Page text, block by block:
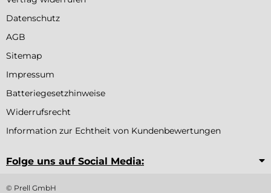
Datenschutz
AGB
Sitemap
Impressum
Batteriegesetzhinweise
Widerrufsrecht
Information zur Echtheit von Kundenbewertungen
Folge uns auf Social Media:
© Prell GmbH